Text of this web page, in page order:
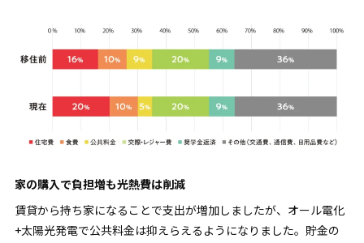
家の購入で負担増も光熱費は削減
賃貸から持ち家になることで支出が増加しましたが、オール電化
+太陽光発電で公共料金は抑えらえるようになりました。貯金の